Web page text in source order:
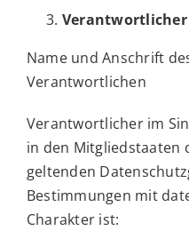
Verantwortlicher
Name und Anschrift
Verantwortlichen
Verantwortlicher im
in den Mitgliedstaaten
geltenden
Bestimmungen mit
Charakter ist: